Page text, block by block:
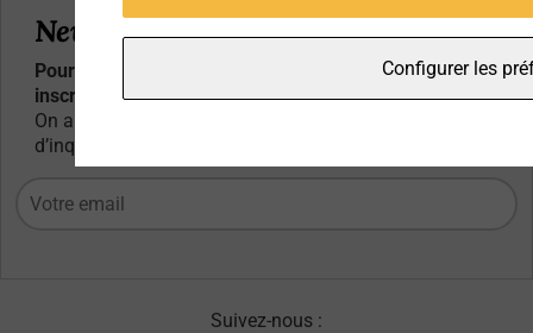
Newsletter
Pour ne rater aucun article, événement ou bon plan,
inscrivez-vous à notre newsletter :
On aime partager mais pour votre adresse mail, pas
d’inquiétude, ça reste entre nous :)
Suivez-nous :
Configurer les